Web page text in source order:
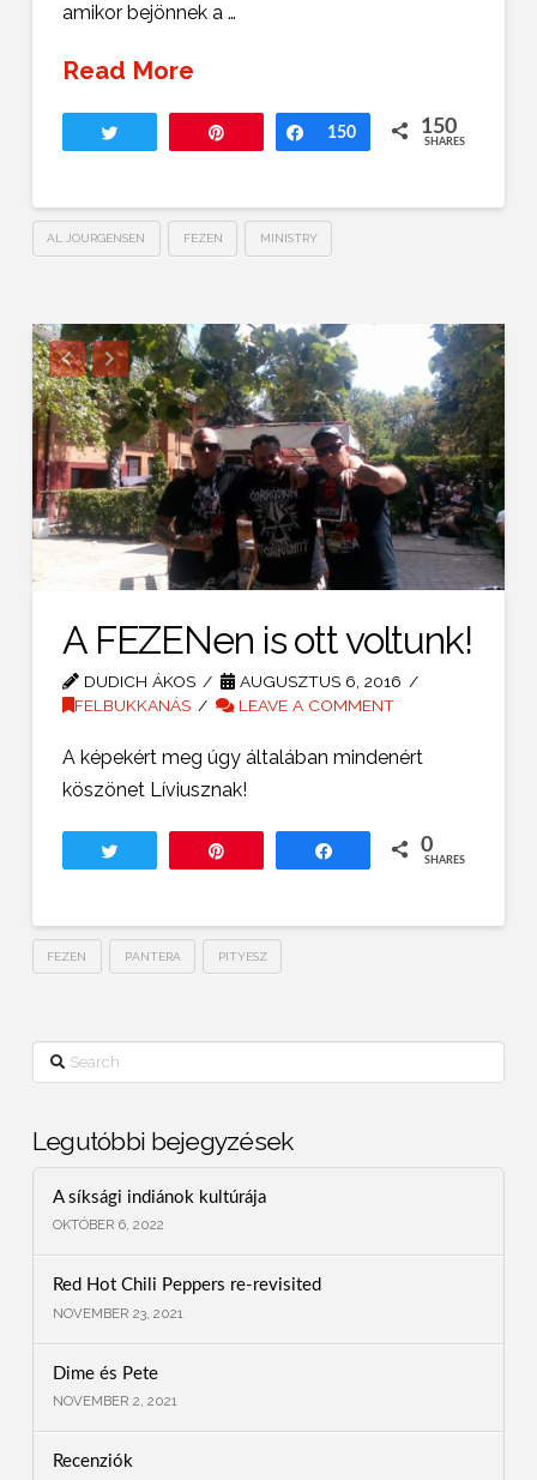
amikor bejönnek a …
Read More
Share
150 150
SHARES
AL JOURGENSEN FEZEN MINISTRY
A FEZENen is ott voltunk!
DUDICH ÁKOS
AUGUSZTUS 6, 2016
FELBUKKANÁS
LEAVE A COMMENT
A képekért meg úgy általában mindenért
köszönet Líviusznak!
0
SHARES
FEZEN PANTERA PITYESZ
Search
Legutóbbi bejegyzések
A síksági indiánok kultúrája
OKTÓBER 6, 2022
Red Hot Chili Peppers re-revisited
NOVEMBER 23, 2021
Dime és Pete
NOVEMBER 2, 2021
Recenziók